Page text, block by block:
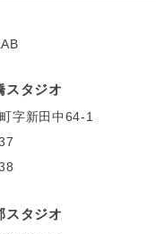
タジオ
字新田中64-1
タジオ